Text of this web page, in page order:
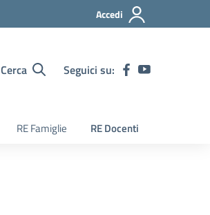
Accedi
Cerca Seguici su:
RE Famiglie RE Docenti